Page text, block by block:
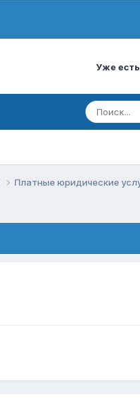
Уже
Платные юридические